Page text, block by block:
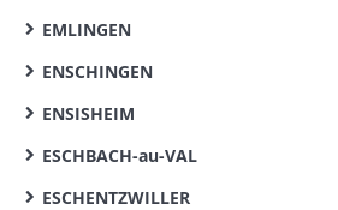
EMLINGEN
ENSCHINGEN
ENSISHEIM
ESCHBACH-au-VAL
ESCHENTZWILLER